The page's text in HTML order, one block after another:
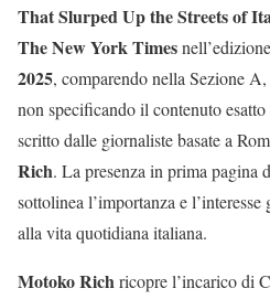
That Slurped Up the Streets of
The New York Times
2025, comparendo nella Sezione
non specificando il contenuto
scritto dalle giornaliste basate a
Rich. La presenza in prima pagina
sottolinea l’importanza e
alla vita quotidiana italiana.
Motoko Richricopre l’incarico di